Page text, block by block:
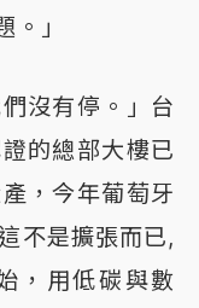
」
沒有停。」台
的總部大樓已
，今年葡萄牙
不是擴張而已,
，用低碳與數